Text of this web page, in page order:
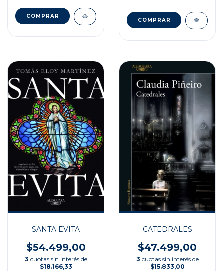
SANTA EVITA
$54.499,00
3 cuotas sin interés de
$18.166,33
CATEDRALES
$47.499,00
3 cuotas sin interés de
$15.833,00